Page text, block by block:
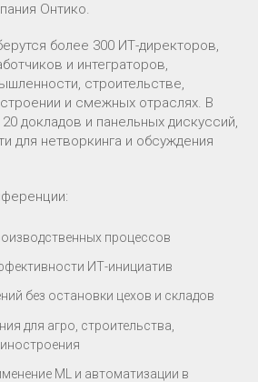
Онтико.
более 300 ИТ-директоров,
и интеграторов,
строительстве,
и смежных отраслях. В
докладов и панельных дискуссий,
для нетворкинга и обсуждения
процессов
ИТ-инициатив
без остановки цехов и складов
для агро, строительства,
ML и автоматизации в